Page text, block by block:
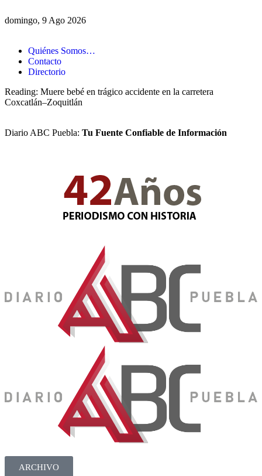
domingo, 9 Ago 2026
Quiénes Somos…
Contacto
Directorio
Reading: Muere bebé en trágico accidente en la carretera
Coxcatlán–Zoquitlán
Diario ABC Puebla: Tu Fuente Confiable de Información
ARCHIVO